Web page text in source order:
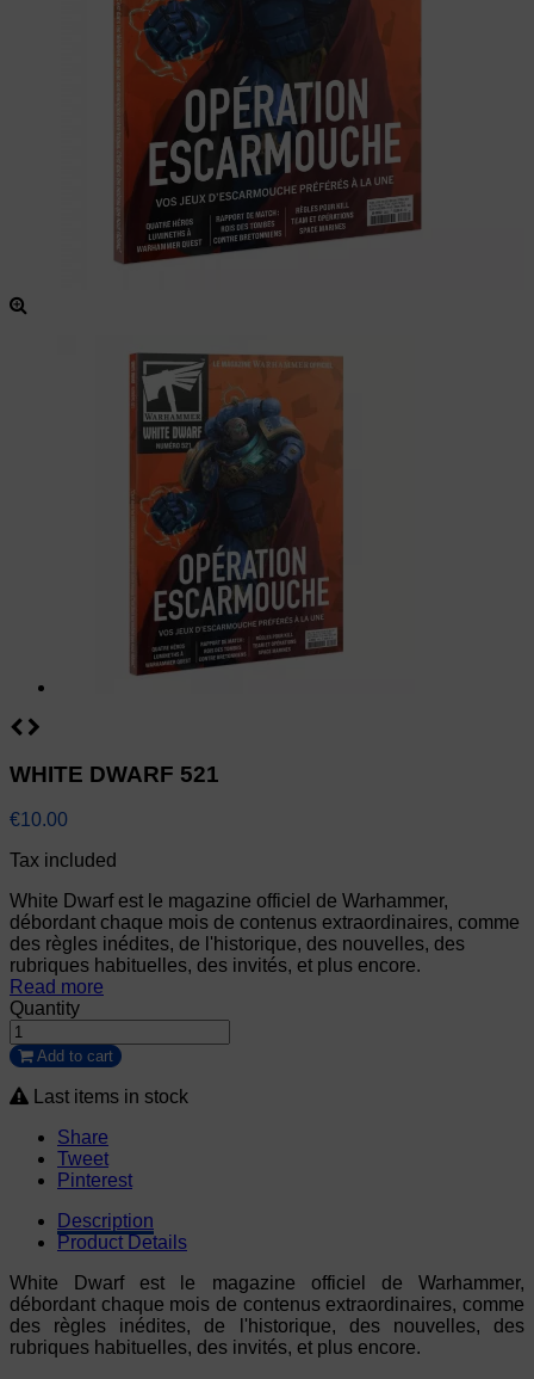
WHITE DWARF 521
€10.00
Tax included
White Dwarf est le magazine officiel de Warhammer,
débordant chaque mois de contenus extraordinaires, comme
des règles inédites, de l'historique, des nouvelles, des
rubriques habituelles, des invités, et plus encore.
Read more
Quantity
Add to cart
Last items in stock
Share
Tweet
Pinterest
Description
Product Details
White Dwarf est le magazine officiel de Warhammer,
débordant chaque mois de contenus extraordinaires, comme
des règles inédites, de l'historique, des nouvelles, des
rubriques habituelles, des invités, et plus encore.